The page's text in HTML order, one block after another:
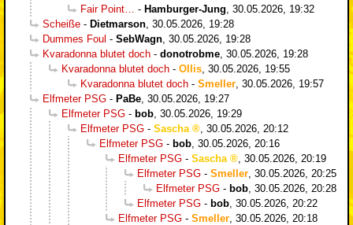
Fair Point… - Hamburger-Jung 30.05.2026, 19:32
Scheiße - Dietmarson 30.05.2026, 19:28
Dummes Foul - SebWagn 30.05.2026, 19:28
Kvaradonna blutet doch - donotrobme 30.05.2026, 19:28
Kvaradonna blutet doch - Ollis 30.05.2026, 19:55
Kvaradonna blutet doch - Smeller 30.05.2026, 19:57
Elfmeter PSG - PaBe 30.05.2026, 19:27
Elfmeter PSG - bob 30.05.2026, 19:29
Elfmeter PSG - Sascha
30.05.2026, 20:12
Elfmeter PSG - bob 30.05.2026, 20:16
Elfmeter PSG - Sascha
30.05.2026, 20:19
Elfmeter PSG - Smeller 30.05.2026, 20:25
Elfmeter PSG - bob 30.05.2026, 20:28
Elfmeter PSG - bob 30.05.2026, 20:22
Elfmeter PSG - Smeller 30.05.2026, 20:18